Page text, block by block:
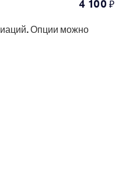
4 100₽
Опции можно